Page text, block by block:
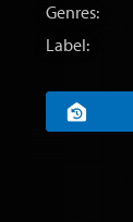
Genres:
Label: